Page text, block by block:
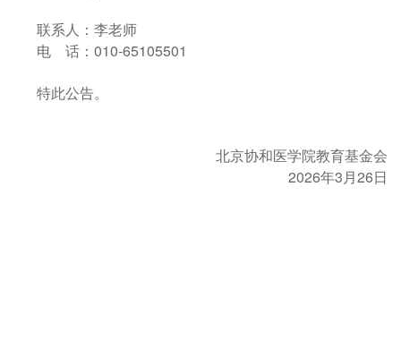
联系人：李老师
电 话：010-65105501
特此公告。
北京协和医学院教育基金会
2026年3 月 26日